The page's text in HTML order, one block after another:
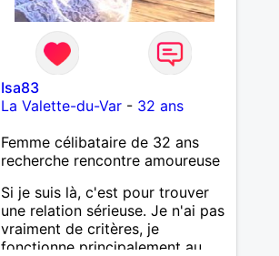
Isa83
La Valette-du-Var- 32 ans
Femme célibataire de 32 ans
recherche rencontre amoureuse
Si je suis là, c'est pour trouver
une relation sérieuse. Je n'ai pas
vraiment de critères, je
fonctionne principalement au